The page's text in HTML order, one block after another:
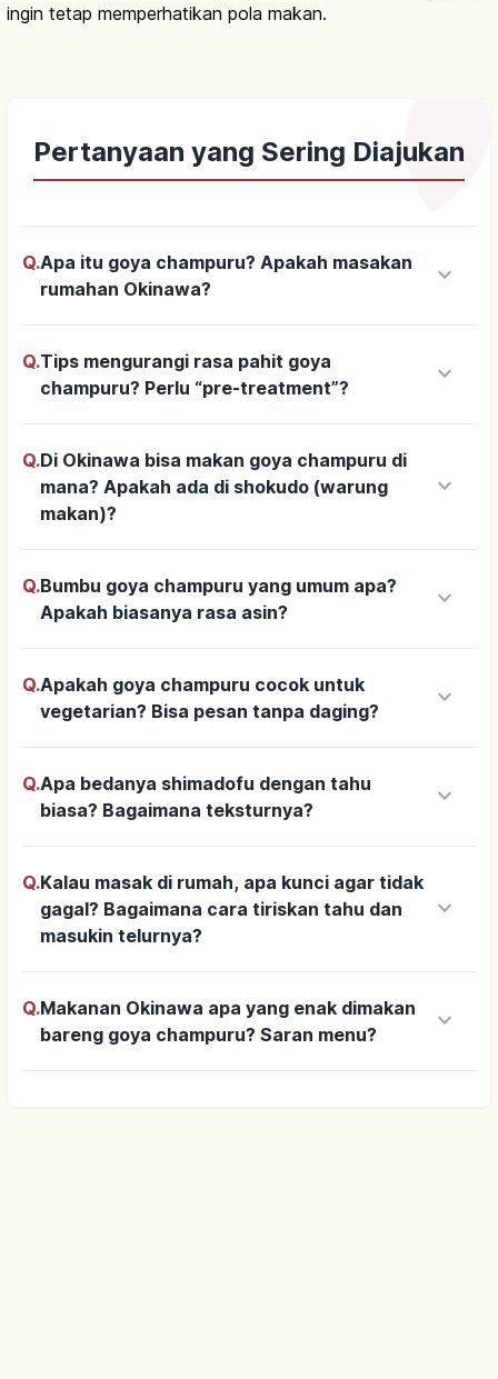
ingin tetap memperhatikan pola makan.
Pertanyaan yang Sering Diajukan
Q.Apa itu goya champuru? Apakah masakan
rumahan Okinawa?
keyboard_arrow_down
Q.Tips mengurangi rasa pahit goya
champuru? Perlu “pre-treatment”?
keyboard_arrow_down
Q.Di Okinawa bisa makan goya champuru di
mana? Apakah ada di shokudo (warung
makan)?
keyboard_arrow_down
Q.Bumbu goya champuru yang umum apa?
Apakah biasanya rasa asin?
keyboard_arrow_down
Q.Apakah goya champuru cocok untuk
vegetarian? Bisa pesan tanpa daging?
keyboard_arrow_down
Q.Apa bedanya shimadofu dengan tahu
biasa? Bagaimana teksturnya?
keyboard_arrow_down
Q.Kalau masak di rumah, apa kunci agar tidak
gagal? Bagaimana cara tiriskan tahu dan
masukin telurnya?
keyboard_arrow_down
Q.Makanan Okinawa apa yang enak dimakan
bareng goya champuru? Saran menu?
keyboard_arrow_down